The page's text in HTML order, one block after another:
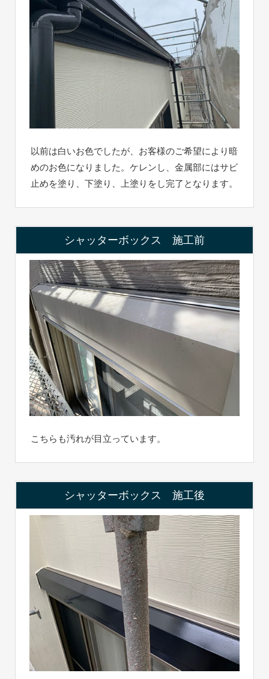
以前は白いお色でしたが、お客様のご希望により暗
めのお色になりました。ケレンし、金属部にはサビ
止めを塗り、下塗り、上塗りをし完了となります。
シャッターボックス 施工前
こちらも汚れが目立っています。
シャッターボックス 施工後